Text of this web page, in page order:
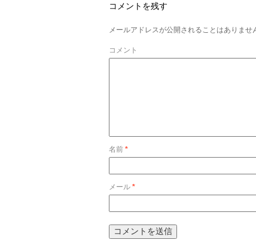
コメントを残す
メールアドレスが公開されることはありませ
コメント
名前 *
メール *